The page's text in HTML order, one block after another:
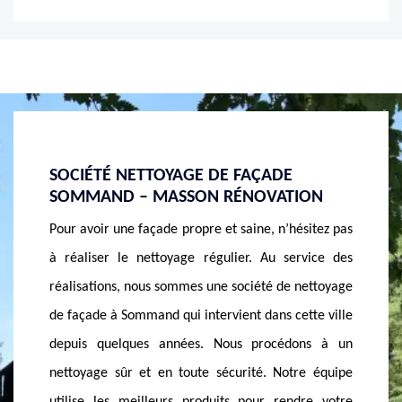
à un
AU SERVICE DU NETTOYAGE DE FAÇADE
À SOMMAND
Dans le cadre d’un nettoyage de façade à
Sommand ou autres emplacements dans le
département 74440, quelques gestes simples
peuvent aider à réaliser une intervention efficace. Il
faut de ce fait en premier lieu enlever les feuilles
mortes dans les gouttières et sur le sol près des
UN
La
une
Dans